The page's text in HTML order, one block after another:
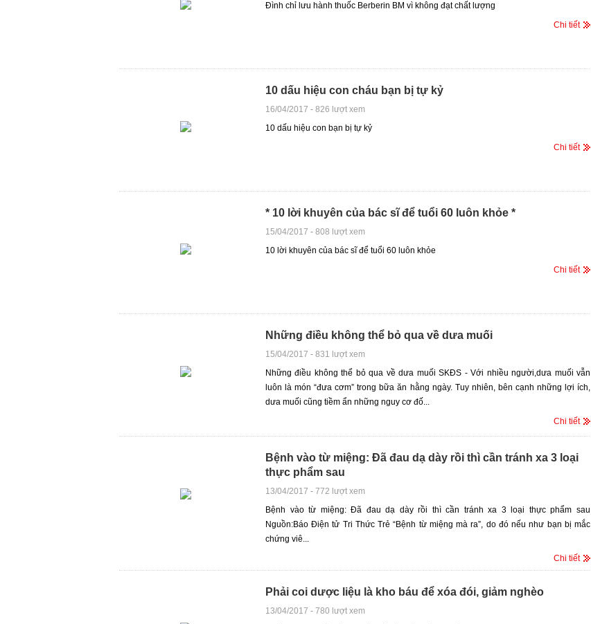
Đình chỉ lưu hành thuốc Berberin BM vì không đạt chất lượng
Chi tiết
10 dấu hiệu con cháu bạn bị tự kỷ
16/04/2017 - 826 lượt xem
10 dấu hiệu con bạn bị tự kỷ
Chi tiết
* 10 lời khuyên của bác sĩ để tuổi 60 luôn khỏe *
15/04/2017 - 808 lượt xem
10 lời khuyên của bác sĩ để tuổi 60 luôn khỏe
Chi tiết
Những điều không thể bỏ qua về dưa muối
15/04/2017 - 831 lượt xem
Những điều không thể bỏ qua về dưa muối SKĐS - Với nhiều người,dưa muối vẫn
luôn là món “đưa cơm” trong bữa ăn hằng ngày. Tuy nhiên, bên cạnh những lợi ích,
dưa muối cũng tiềm ẩn những nguy cơ đố...
Chi tiết
Bệnh vào từ miệng: Đã đau dạ dày rồi thì cần tránh xa 3 loại
thực phẩm sau
13/04/2017 - 772 lượt xem
Bệnh vào từ miệng: Đã đau dạ dày rồi thì cần tránh xa 3 loại thực phẩm sau
Nguồn:Báo Điện tử Tri Thức Trẻ “Bệnh từ miệng mà ra”, do đó nếu như bạn bị mắc
chứng viê...
Chi tiết
Phải coi dược liệu là kho báu để xóa đói, giảm nghèo
13/04/2017 - 780 lượt xem